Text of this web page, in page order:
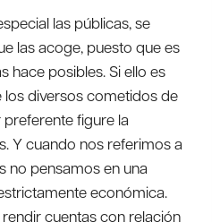
las públicas, se
las acoge, puesto que es
hace posibles. Si ello es
los diversos cometidos de
preferente figure la
Y cuando nos referimos a
no pensamos en una
económica.
cuentas con relación